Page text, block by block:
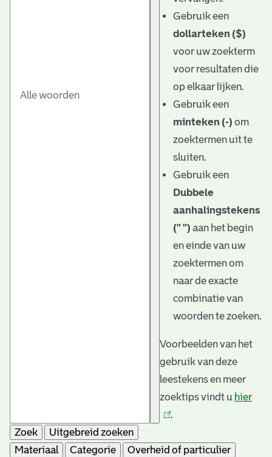
Gebruik een
dollarteken ($)
voor uw zoekterm
voor resultaten die
op elkaar lijken.
Gebruik een
minteken (-) om
zoektermen uit te
sluiten.
Gebruik een
Dubbele
aanhalingstekens
(" ") aan het begin
en einde van uw
zoektermen om
naar de exacte
combinatie van
woorden te zoeken.
Voorbeelden van het
gebruik van deze
leestekens en meer
zoektips vindt u hier
.
Zoek
Uitgebreid zoeken
Materiaal
Categorie
Overheid of particulier